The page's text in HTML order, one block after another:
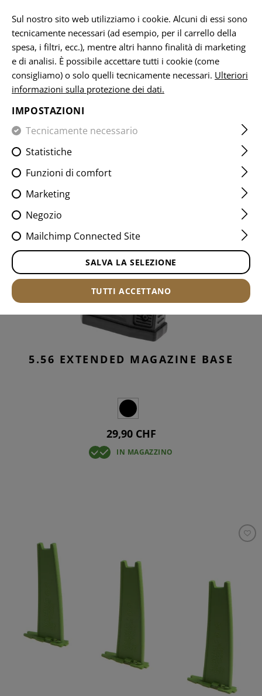
RICAMBI / AGGIORNAMENTI
ARMI DA FUOCO E ACCESSORI
FILTRO
5.56 EXTENDED MAGAZINE BASE
29,90 CHF
IN MAGAZZINO
Sul nostro sito web utilizziamo i cookie. Alcuni di essi sono
tecnicamente necessari (ad esempio, per il carrello della
spesa, i filtri, ecc.), mentre altri hanno finalità di marketing
e di analisi. È possibile accettare tutti i cookie (come
consigliamo) o solo quelli tecnicamente necessari. Ulteriori
informazioni sulla protezione dei dati.
IMPOSTAZIONI
Tecnicamente necessario
Statistiche
Funzioni di comfort
Marketing
Negozio
Mailchimp Connected Site
SALVA LA SELEZIONE
TUTTI ACCETTANO